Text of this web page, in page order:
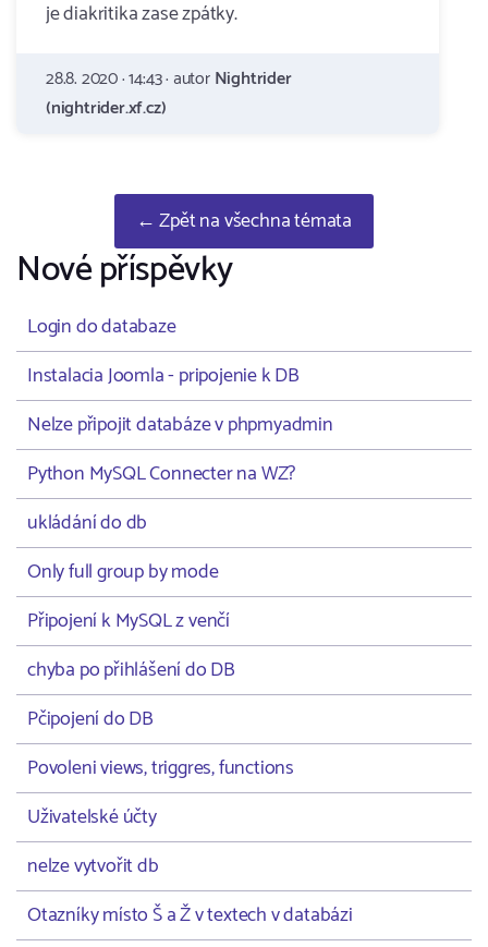
je diakritika zase zpátky.
28.8. 2020 · 14:43 · autorNightrider
(nightrider.xf.cz)
← Zpět na všechna témata
Nové příspěvky
Login do databaze
Instalacia Joomla - pripojenie k DB
Nelze připojit databáze v phpmyadmin
Python MySQL Connecter na WZ?
ukládání do db
Only full group by mode
Připojení k MySQL z venčí
chyba po přihlášení do DB
Pčipojení do DB
Povoleni views, triggres, functions
Uživatelské účty
nelze vytvořit db
Otazníky místo Š a Ž v textech v databázi